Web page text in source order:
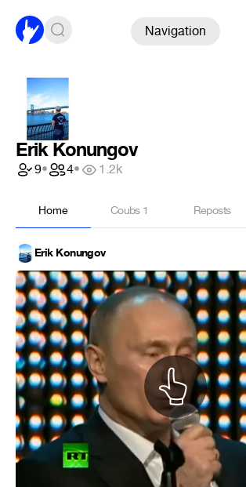
Navigation
Erik Konungov
9• 4• 1.2k
Home Coubs 1 Reposts
Erik Konungov